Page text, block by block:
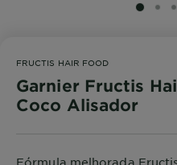
FRUCTIS HAIR FOOD
Garnier Fructis
Coco Alisador
Fórmula melhorada